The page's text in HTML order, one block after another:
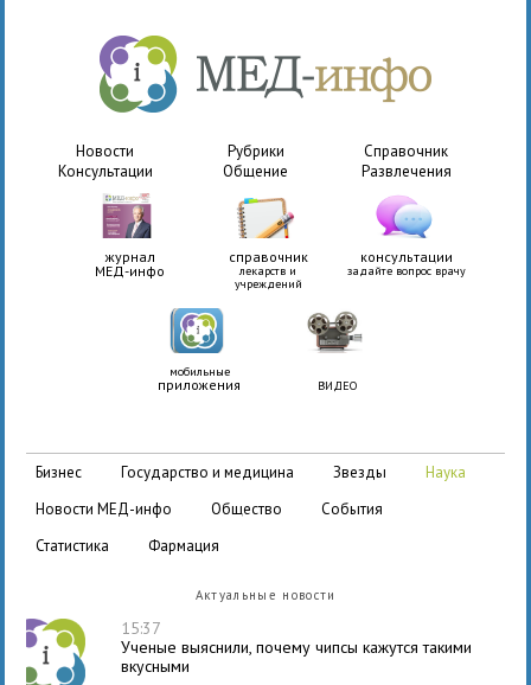
Новости Рубрики
Справочник
Консультации
Общение Развлечения
журнал
МЕД-инфо
справочник
лекарств и
учреждений
консультации
задайте вопрос врачу
мобильные
приложения ВИДЕО
бизнес государство и медицина звезды
наука
новости МЕД-инфо
общество
события
статистика
фармация
Актуальные новости
15:37
Ученые выяснили, почему чипсы кажутся такими
вкусными